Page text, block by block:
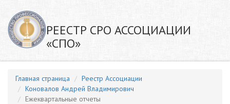
РЕЕСТР СРО АССОЦИАЦИИ
«СПО»
Главная страница
Реестр Ассоциации
Коновалов Андрей Владимирович
Ежеквартальные отчеты